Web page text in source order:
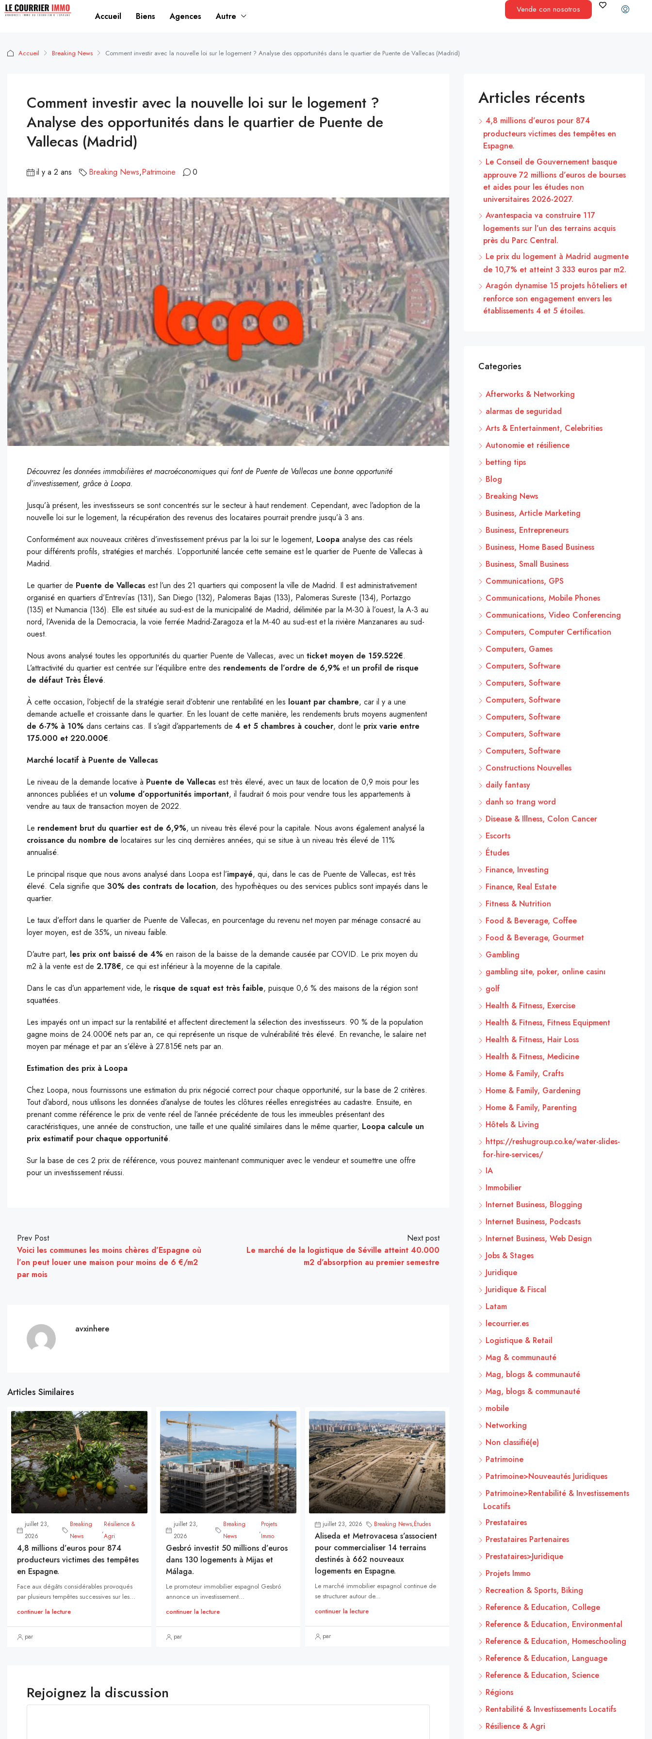
Accueil Biens Agences Autre
Vende con nosotros
Accueil Breaking News Comment investir avec la nouvelle loi sur le logement ? Analyse des opportunités dans le quartier de Puente de Vallecas (Madrid)
Comment investir avec la nouvelle loi sur le logement ?
Analyse des opportunités dans le quartier de Puente de
Vallecas (Madrid)
il y a 2 ans Breaking News,Patrimoine 0
Découvrez les données immobilières et macroéconomiques qui font de Puente de Vallecas une bonne opportunité
d’investissement, grâce à Loopa.
Jusqu’à présent, les investisseurs se sont concentrés sur le secteur à haut rendement. Cependant, avec l’adoption de la
nouvelle loi sur le logement, la récupération des revenus des locataires pourrait prendre jusqu’à 3 ans.
Conformément aux nouveaux critères d’investissement prévus par la loi sur le logement, Loopa analyse des cas réels
pour différents profils, stratégies et marchés. L’opportunité lancée cette semaine est le quartier de Puente de Vallecas à
Madrid.
Le quartier de Puente de Vallecas est l’un des 21 quartiers qui composent la ville de Madrid. Il est administrativement
organisé en quartiers d’Entrevías (131), San Diego (132), Palomeras Bajas (133), Palomeras Sureste (134), Portazgo
(135) et Numancia (136). Elle est située au sud-est de la municipalité de Madrid, délimitée par la M-30 à l’ouest, la A-3 au
nord, l’Avenida de la Democracia, la voie ferrée Madrid-Zaragoza et la M-40 au sud-est et la rivière Manzanares au sud-
ouest.
Nous avons analysé toutes les opportunités du quartier Puente de Vallecas, avec un ticket moyen de 159.522€.
L’attractivité du quartier est centrée sur l’équilibre entre des rendements de l’ordre de 6,9% et un profil de risque
de défaut Très Élevé.
À cette occasion, l’objectif de la stratégie serait d’obtenir une rentabilité en les louant par chambre, car il y a une
demande actuelle et croissante dans le quartier. En les louant de cette manière, les rendements bruts moyens augmentent
de 6-7% à 10% dans certains cas. Il s’agit d’appartements de 4 et 5 chambres à coucher, dont le prix varie entre
175.000 et 220.000€.
Marché locatif à Puente de Vallecas
Le niveau de la demande locative à Puente de Vallecas est très élevé, avec un taux de location de 0,9 mois pour les
annonces publiées et un volume d’opportunités important, il faudrait 6 mois pour vendre tous les appartements à
vendre au taux de transaction moyen de 2022.
Le rendement brut du quartier est de 6,9%, un niveau très élevé pour la capitale. Nous avons également analysé la
croissance du nombre de locataires sur les cinq dernières années, qui se situe à un niveau très élevé de 11%
annualisé.
Le principal risque que nous avons analysé dans Loopa est l’impayé, qui, dans le cas de Puente de Vallecas, est très
élevé. Cela signifie que 30% des contrats de location, des hypothèques ou des services publics sont impayés dans le
quartier.
Le taux d’effort dans le quartier de Puente de Vallecas, en pourcentage du revenu net moyen par ménage consacré au
loyer moyen, est de 35%, un niveau faible.
D’autre part, les prix ont baissé de 4% en raison de la baisse de la demande causée par COVID. Le prix moyen du
m2 à la vente est de 2.178€, ce qui est inférieur à la moyenne de la capitale.
Dans le cas d’un appartement vide, le risque de squat est très faible, puisque 0,6 % des maisons de la région sont
squattées.
Les impayés ont un impact sur la rentabilité et affectent directement la sélection des investisseurs. 90 % de la population
gagne moins de 24.000€ nets par an, ce qui représente un risque de vulnérabilité très élevé. En revanche, le salaire net
moyen par ménage et par an s’élève à 27.815€ nets par an.
Estimation des prix à Loopa
Chez Loopa, nous fournissons une estimation du prix négocié correct pour chaque opportunité, sur la base de 2 critères.
Tout d’abord, nous utilisons les données d’analyse de toutes les clôtures réelles enregistrées au cadastre. Ensuite, en
prenant comme référence le prix de vente réel de l’année précédente de tous les immeubles présentant des
caractéristiques, une année de construction, une taille et une qualité similaires dans le même quartier, Loopa calcule un
prix estimatif pour chaque opportunité.
Sur la base de ces 2 prix de référence, vous pouvez maintenant communiquer avec le vendeur et soumettre une offre
pour un investissement réussi.
Prev Post
Voici les communes les moins chères d’Espagne où
l’on peut louer une maison pour moins de 6 €/m2
par mois
Next post
Le marché de la logistique de Séville atteint 40.000
m2 d’absorption au premier semestre
avxinhere
Articles Similaires
juillet 23,
2026
Breaking
News
,
Résilience &
Agri
4,8 millions d’euros pour 874
producteurs victimes des tempêtes
en Espagne.
Face aux dégâts considérables provoqués
par plusieurs tempêtes successives sur les...
continuer la lecture
par
juillet 23,
2026
Breaking
News
,
Projets
Immo
Gesbró investit 50 millions d’euros
dans 130 logements à Mijas et
Málaga.
Le promoteur immobilier espagnol Gesbró
annonce un investissement...
continuer la lecture
par
juillet 23, 2026 Breaking News,Études
Aliseda et Metrovacesa s’associent
pour commercialiser 14 terrains
destinés à 662 nouveaux
logements en Espagne.
Le marché immobilier espagnol continue de
se structurer autour de...
continuer la lecture
par
Rejoignez la discussion
Articles récents
4,8 millions d’euros pour 874
producteurs victimes des tempêtes en
Espagne.
Le Conseil de Gouvernement basque
approuve 72 millions d’euros de bourses
et aides pour les études non
universitaires 2026-2027.
Avantespacia va construire 117
logements sur l’un des terrains acquis
près du Parc Central.
Le prix du logement à Madrid augmente
de 10,7% et atteint 3 333 euros par m2.
Aragón dynamise 15 projets hôteliers et
renforce son engagement envers les
établissements 4 et 5 étoiles.
Categories
Afterworks & Networking
alarmas de seguridad
Arts & Entertainment, Celebrities
Autonomie et résilience
betting tips
Blog
Breaking News
Business, Article Marketing
Business, Entrepreneurs
Business, Home Based Business
Business, Small Business
Communications, GPS
Communications, Mobile Phones
Communications, Video Conferencing
Computers, Computer Certification
Computers, Games
Computers, Software
Computers, Software
Computers, Software
Computers, Software
Computers, Software
Computers, Software
Constructions Nouvelles
daily fantasy
danh so trang word
Disease & Illness, Colon Cancer
Escorts
Études
Finance, Investing
Finance, Real Estate
Fitness & Nutrition
Food & Beverage, Coffee
Food & Beverage, Gourmet
Gambling
gambling site, poker, online casinı
golf
Health & Fitness, Exercise
Health & Fitness, Fitness Equipment
Health & Fitness, Hair Loss
Health & Fitness, Medicine
Home & Family, Crafts
Home & Family, Gardening
Home & Family, Parenting
Hôtels & Living
https://reshugroup.co.ke/water-slides-
for-hire-services/
IA
Immobilier
Internet Business, Blogging
Internet Business, Podcasts
Internet Business, Web Design
Jobs & Stages
Juridique
Juridique & Fiscal
Latam
lecourrier.es
Logistique & Retail
Mag & communauté
Mag, blogs & communauté
Mag, blogs & communauté
mobile
Networking
Non classifié(e)
Patrimoine
Patrimoine>Nouveautés Juridiques
Patrimoine>Rentabilité & Investissements
Locatifs
Prestataires
Prestataires Partenaires
Prestataires>Juridique
Projets Immo
Recreation & Sports, Biking
Reference & Education, College
Reference & Education, Environmental
Reference & Education, Homeschooling
Reference & Education, Language
Reference & Education, Science
Régions
Rentabilité & Investissements Locatifs
Résilience & Agri